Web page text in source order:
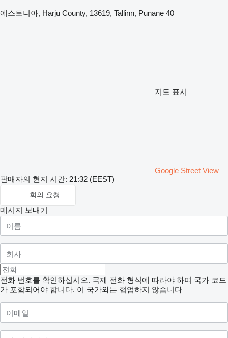
에스토니아, Harju County, 13619, Tallinn, Punane 40
지도 표시
Google Street View
판매자의 현지 시간: 21:32 (EEST)
회의 요청
메시지 보내기
전화 번호를 확인하십시오. 국제 전화 형식에 따라야 하며 국가 코드
가 포함되어야 합니다. 이 국가와는 협업하지 않습니다